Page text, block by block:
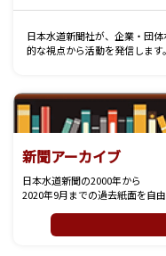
日本水道新聞社が、企業・団
的な視点から活動を発信します。
新聞アーカイブ
日本水道新聞の2000年から
2020年9月までの過去紙面を自由